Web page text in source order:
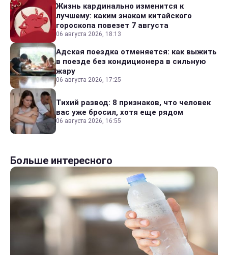
Жизнь кардинально изменится к
лучшему: каким знакам китайского
гороскопа повезет 7 августа
06 августа 2026, 18:13
Адская поездка отменяется: как выжить
в поезде без кондиционера в сильную
жару
06 августа 2026, 17:25
Тихий развод: 8 признаков, что человек
вас уже бросил, хотя еще рядом
06 августа 2026, 16:55
Больше интересного